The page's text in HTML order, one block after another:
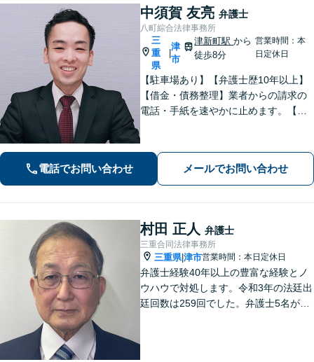
中須賀 友亮 弁護士
八町綜合法律事務所
三
重
県
|
津
市
津新町駅から
徒歩8分
営業時間：本
日定休日
【駐車場あり】【弁護士歴10年以上】
【借金・債務整理】業者からの請求の
電話・手紙を速やかに止めます。【交
ます。【分割払い利用可】【当日・夜
間の面談可】【完全個室で対応】
電話でお問い合わせ メールでお問い合わせ
村田 正人 弁護士
三重合同法律事務所
三重県|津市営業時間：本日定休日
弁護士経験40年以上の豊富な経験とノ
ウハウで対処します。令和3年の法廷出
廷回数は259回でした。弁護士5名が過